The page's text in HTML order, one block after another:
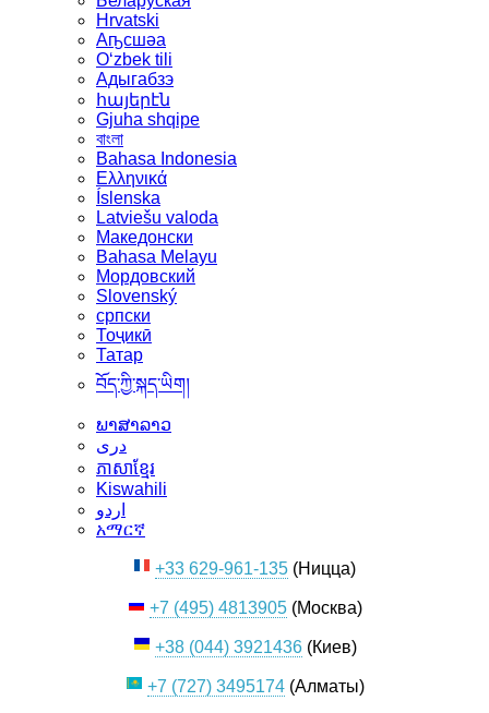
Hrvatski
Аҧсшәа
Oʻzbek tili
Адыгабзэ
հայերէն
Gjuha shqipe
বাংলা
Bahasa Indonesia
Ελληνικά
Íslenska
Latviešu valoda
Македонски
Bahasa Melayu
Мордовский
Slovenský
српски
Тоҷикӣ
Татар
བོད་ཀྱི་སྐད་ཡིག།
ພາສາລາວ
دری
ភាសាខ្មែរ
Kiswahili
اردو
አማርኛ
+33 629-961-135 (Ницца)
+7 (495) 4813905(Москва)
+38 (044) 3921436(Киев)
+7 (727) 3495174(Алматы)